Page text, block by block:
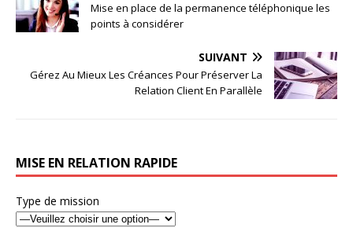
Mise en place de la permanence téléphonique les
points à considérer
SUIVANT
Gérez Au Mieux Les Créances Pour Préserver La
Relation Client En Parallèle
MISE EN RELATION RAPIDE
Type de mission